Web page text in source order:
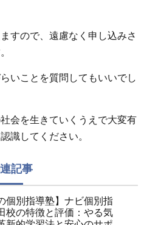
すので、遠慮なく申し込みさ
いことを質問してもいいでし
会を生きていくうえで大変有
識してください。
記事
個別指導塾】ナビ個別指
校の特徴と評価：やる気